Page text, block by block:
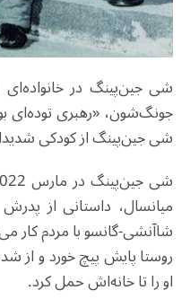
شی جین‌پینگ در
جونگ‌شون، «رهبری توده‌ای
شی جین‌پینگ از کودکی
میانسال، داستانی از
شاآنشی-گانسو با مردم کار
روستا پایش پیچ خورد و از
او را تا خانه‌اش حمل کرد.